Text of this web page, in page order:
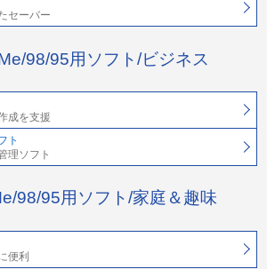
セーバー
98/95用ソフト/ビジネス
成を支援
ト
理ソフト
98/95用ソフト/家庭＆趣味
便利